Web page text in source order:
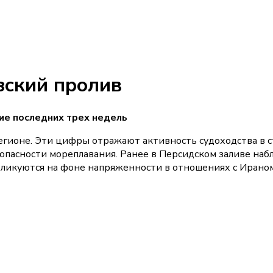
пролив
последних трех недель
Эти цифры отражают активность судоходства в
мореплавания. Ранее в Персидском заливе
на фоне напряженности в отношениях с